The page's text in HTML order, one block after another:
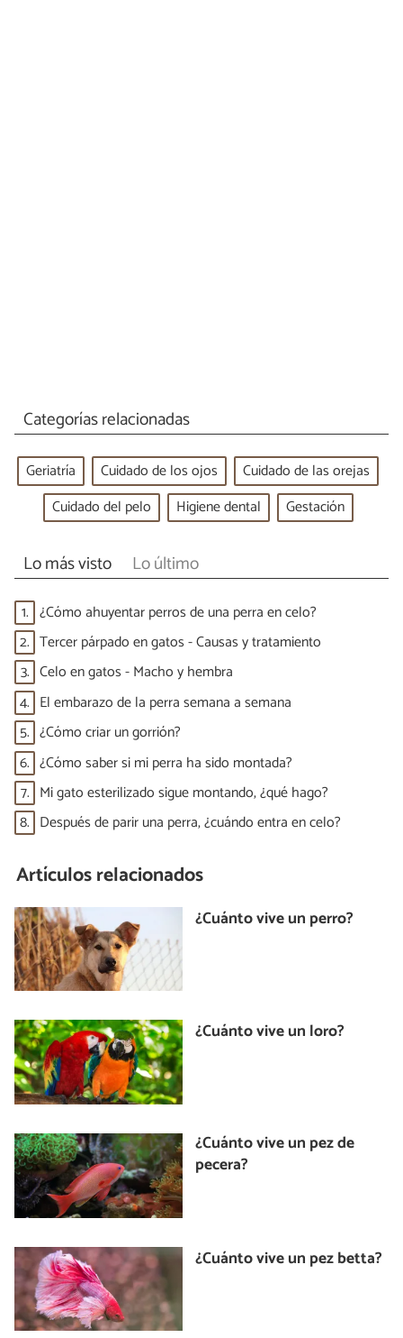
Categorías relacionadas
Geriatría Cuidado de los ojos
Cuidado de las orejas
Cuidado del pelo
Higiene dental Gestación
Lo más visto Lo último
1. ¿Cómo ahuyentar perros de una perra en celo?
2. Tercer párpado en gatos - Causas y tratamiento
3. Celo en gatos - Macho y hembra
4. El embarazo de la perra semana a semana
5. ¿Cómo criar un gorrión?
6. ¿Cómo saber si mi perra ha sido montada?
7. Mi gato esterilizado sigue montando, ¿qué hago?
8. Después de parir una perra, ¿cuándo entra en celo?
Artículos relacionados
¿Cuánto vive un perro?
¿Cuánto vive un loro?
¿Cuánto vive un pez de
pecera?
¿Cuánto vive un pez betta?